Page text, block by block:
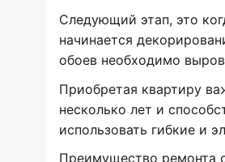
Следующий этап, это
начинается
обоев необходимо
Приобретая квартиру
несколько лет и
использовать гибкие и
Преимущество ремонта